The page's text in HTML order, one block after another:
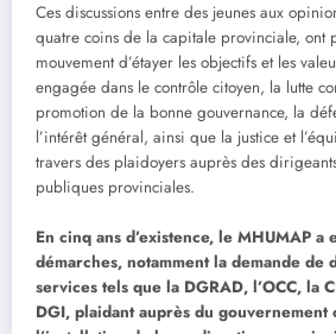
Ces discussions entre des jeunes aux
quatre coins de la capitale provinciale, ont
mouvement d’étayer les objectifs et les
engagée dans le contrôle citoyen, la lutte
promotion de la bonne gouvernance, la
l’intérêt général, ainsi que la justice et
travers des plaidoyers auprès des
publiques provinciales.
En cinq ans d’existence, le MHUMAP
démarches, notamment la demande de
services tels que la DGRAD, l’OCC, la
DGI, plaidant auprès du